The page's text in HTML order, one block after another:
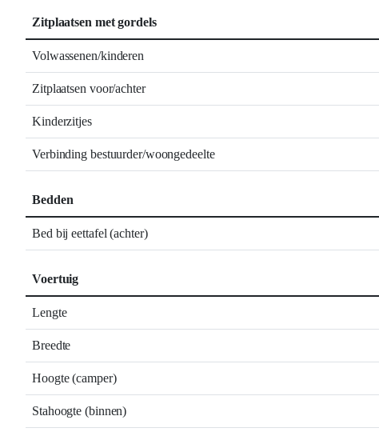
Zitplaatsen met gordels
Volwassenen/kinderen
Zitplaatsen voor/achter
Kinderzitjes
Verbinding bestuurder/woongedeelte
Bedden
Bed bij eettafel (achter)
Voertuig
Lengte
Breedte
Hoogte (camper)
Stahoogte (binnen)